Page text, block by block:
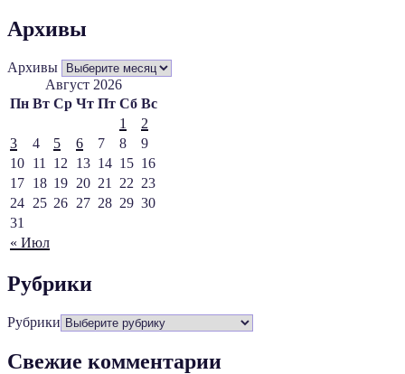
Архивы
Архивы
Август 2026
Пн Вт Ср Чт Пт Сб Вс
« Июл
1
2
3
4 5 6 7 8
9
10 11 12 13 14 15 16
17 18 19 20 21 22 23
24 25 26 27 28 29 30
31
Рубрики
Рубрики
Свежие комментарии